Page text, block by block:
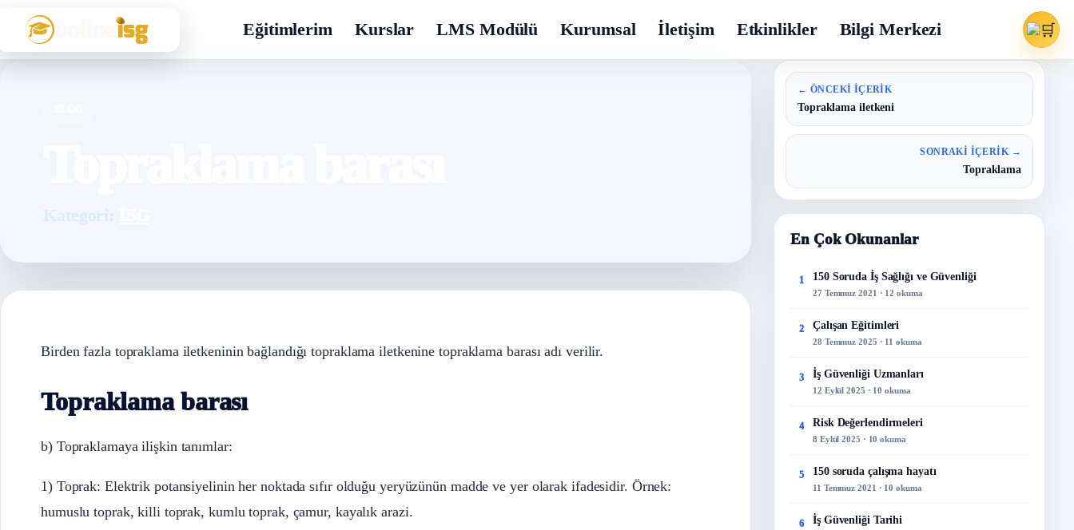
Eğitimlerim Kurslar LMS Modülü Kurumsal İletişim Etkinlikler Bilgi Merkezi
Kategori:
Birden fazla topraklama iletkeninin bağlandığı topraklama iletkenine topraklama barası adı verilir.
Topraklama barası
b) Topraklamaya ilişkin tanımlar:
1) Toprak: Elektrik potansiyelinin her noktada sıfır olduğu yeryüzünün madde ve yer olarak ifadesidir. Örnek:
humuslu toprak, killi toprak, kumlu toprak, çamur, kayalık arazi.
← ÖNCEKI İÇERIK
Topraklama iletkeni
SONRAKI İÇERIK →
Topraklama
En Çok Okunanlar
1 150 Soruda İş Sağlığı ve Güvenliği
27 Temmuz 2021 · 12 okuma
2 Çalışan Eğitimleri
28 Temmuz 2025 · 11 okuma
3 İş Güvenliği Uzmanları
12 Eylül 2025 · 10 okuma
4 Risk Değerlendirmeleri
8 Eylül 2025 · 10 okuma
5 150 soruda çalışma hayatı
11 Temmuz 2021 · 10 okuma
6 İş Güvenliği Tarihi